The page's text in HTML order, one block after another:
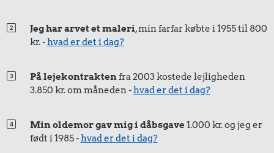
Jeg har arvet et maleri, min farfar købte i 1955 til 800
kr. -hvad er det i dag?
På lejekontraktenfra 2003 kostede lejligheden
3.850 kr. om måneden -hvad er det i dag?
Min oldemor gav mig i dåbsgave1.000 kr. og jeg er
født i 1985 -hvad er det i dag?